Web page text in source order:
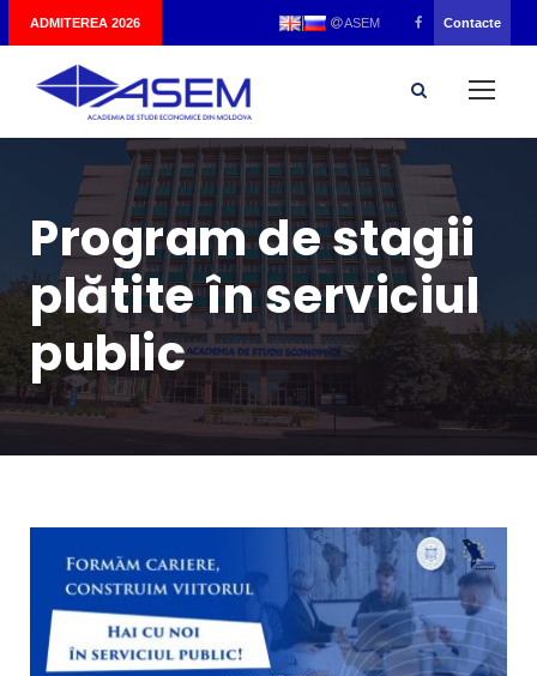
ADMITEREA 2026 ASEM Contacte
Program de stagii
plătite în serviciul
public